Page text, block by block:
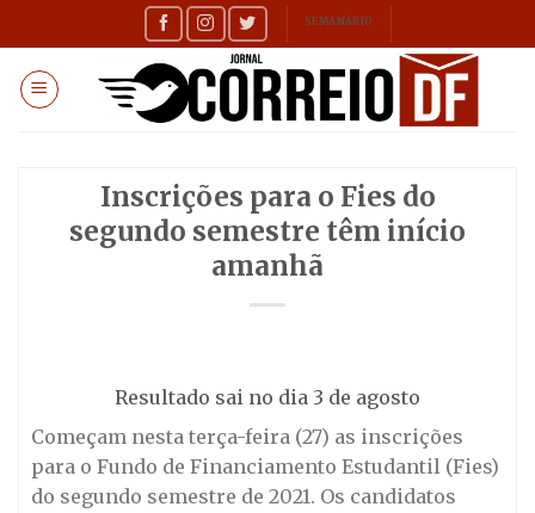
to
content
SEMANÁRIO
Inscrições para o Fies do
segundo semestre têm início
amanhã
Resultado sai no dia 3 de agosto
Começam nesta terça-feira (27) as inscrições
para o Fundo de Financiamento Estudantil (Fies)
do segundo semestre de 2021. Os candidatos